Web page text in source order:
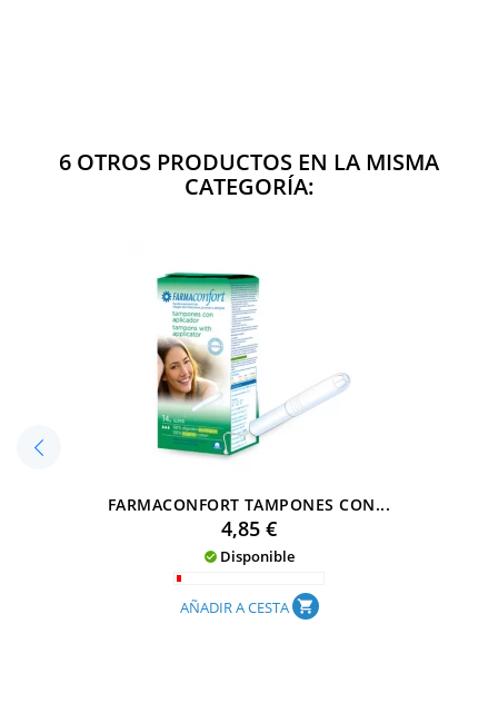
6 OTROS PRODUCTOS EN LA MISMA
CATEGORÍA:
FARMACONFORT TAMPONES CON...
Precio
4,85 €
 Disponible
AÑADIR A CESTA shopping_cart